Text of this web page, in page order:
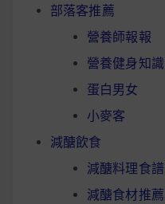
部落客推薦
營養師報報
營養健身知識
蛋白男女
小麥客
減醣飲食
減醣料理食譜
減醣食材推薦